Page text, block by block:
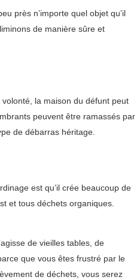
près n’importe quel objet qu’il
de manière sûre et
la maison du défunt peut
peuvent être ramassés par
de débarras héritage.
est qu’il crée beaucoup de
et tous déchets organiques.
de vieilles tables, de
que vous êtes frustré par le
de déchets, vous serez